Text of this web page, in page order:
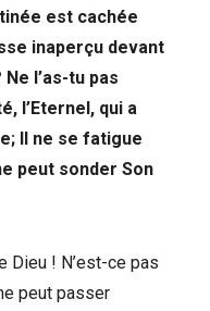
est cachée
inaperçu devant
l’as-tu pas
l’Eternel, qui a
Il ne se fatigue
peut sonder Son
Dieu ! N’est-ce pas
peut passer